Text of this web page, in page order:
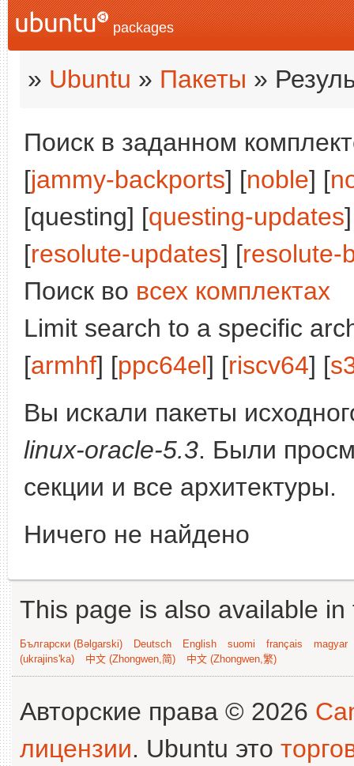
packages
» Ubuntu » Пакеты »
Поиск в заданном
[jammy-backports] [noble] [
[questing] [questing-updates
[resolute-updates] [resolute-
Поиск во всех комплектах
Limit search to a specific
[armhf] [ppc64el] [riscv64] [
Вы искали пакеты
linux-oracle-5.3. Были
секции и все архитектуры.
Ничего не найдено
This page is also available
Български (Bəlgarski) Deutsch English suomi français
magyar
(ukrajins'ka)
中文 (Zhongwen,简) 中文 (Zhongwen,繁)
Авторские права © 2026
лицензии. Ubuntu это